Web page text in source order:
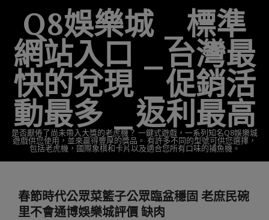
contentQ8娛樂城 _標準
網站入口 _台灣最
快的兌現 _促銷活
動最多 _返利最高
是否厭倦了尚未帶入大獎的老虎機？ 一鍵式遊戲，一系列知名Q8娛樂城
遊戲供您使用，並來贏得豐厚的獎品。 有許多不同的型號可供您選擇，
包括老虎機，國際象棋和卡片以及適合您所有口味的捕魚機。
Menu春節時代公眾菜籃子公眾臨盆穩固 老庶民碗
里不會通博娛樂城評價 缺肉